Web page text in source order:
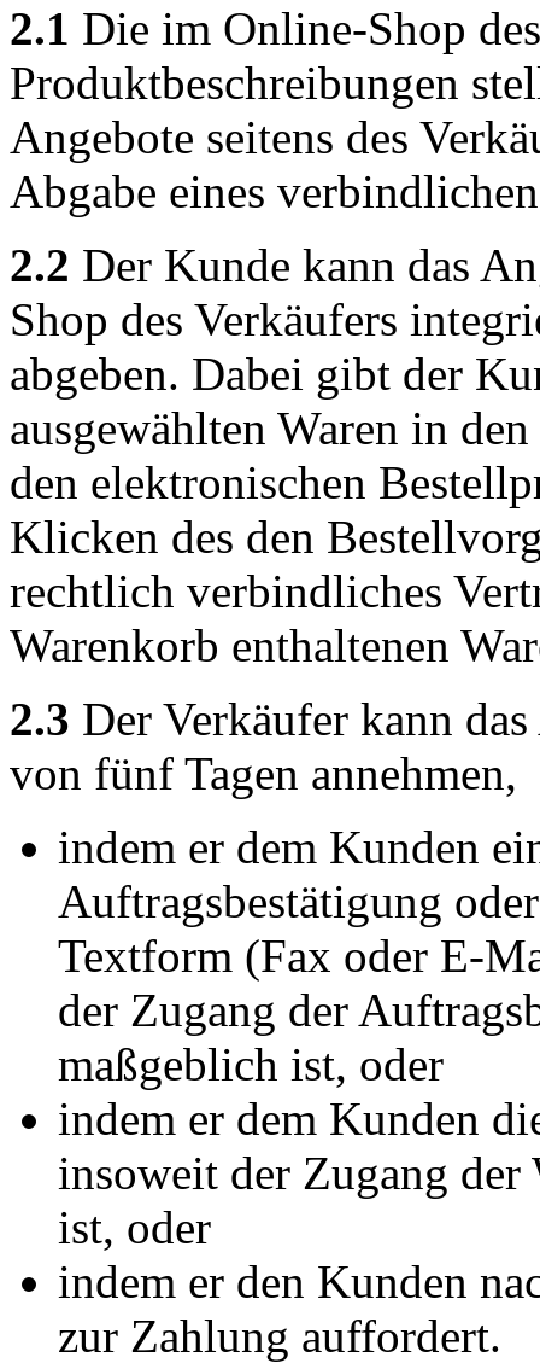
2.1 Die im Online-Shop
Produktbeschreibungen
Angebote seitens des
Abgabe eines
2.2 Der Kunde kann das
Shop des Verkäufers
abgeben. Dabei gibt der
ausgewählten Waren in
den elektronischen
Klicken des den
rechtlich verbindliches
Warenkorb enthaltenen
2.3 Der Verkäufer kann
von fünf Tagen annehmen,
indem er dem Kunden
Auftragsbestätigung
Textform (Fax oder E-
der Zugang der
maßgeblich ist, oder
indem er dem Kunden
insoweit der Zugang
ist, oder
indem er den Kunden
zur Zahlung auffordert.